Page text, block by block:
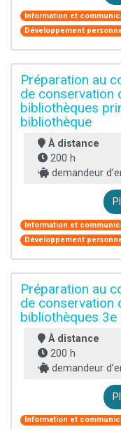
Information et
Développement
Préparation au
de conservation
bibliothèques
bibliothèque
À distance
200 h
demandeur
Information et
Développement
Préparation au
de conservation
bibliothèques
À distance
200 h
demandeur
Information et